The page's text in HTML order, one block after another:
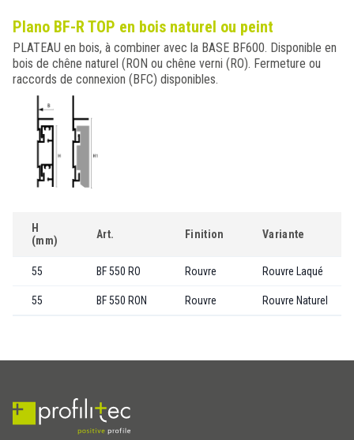
Plano BF-R TOP en bois naturel ou peint
PLATEAU en bois, à combiner avec la BASE BF600. Disponible en
bois de chêne naturel (RON ou chêne verni (RO). Fermeture ou
raccords de connexion (BFC) disponibles.
H
(mm)
Art. Finition Variante
55 BF 550 RO Rouvre Rouvre Laqué
55 BF 550 RON Rouvre Rouvre Naturel